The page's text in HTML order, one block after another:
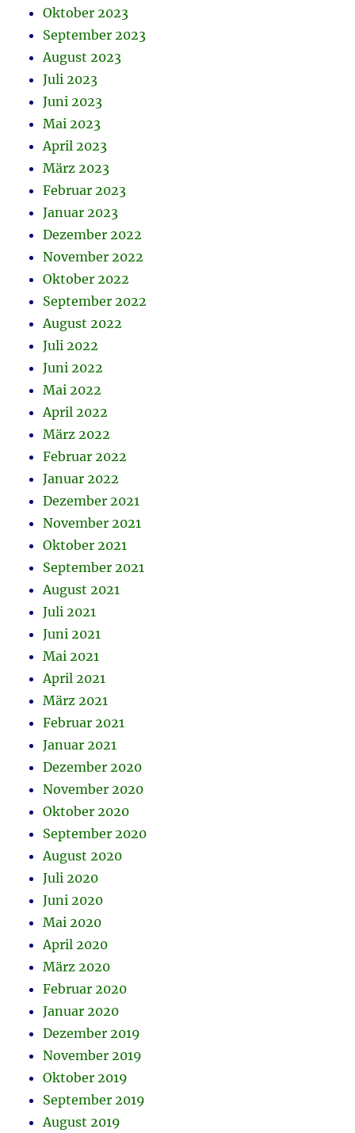
Oktober 2023
September 2023
August 2023
Juli 2023
Juni 2023
Mai 2023
April 2023
März 2023
Februar 2023
Januar 2023
Dezember 2022
November 2022
Oktober 2022
September 2022
August 2022
Juli 2022
Juni 2022
Mai 2022
April 2022
März 2022
Februar 2022
Januar 2022
Dezember 2021
November 2021
Oktober 2021
September 2021
August 2021
Juli 2021
Juni 2021
Mai 2021
April 2021
März 2021
Februar 2021
Januar 2021
Dezember 2020
November 2020
Oktober 2020
September 2020
August 2020
Juli 2020
Juni 2020
Mai 2020
April 2020
März 2020
Februar 2020
Januar 2020
Dezember 2019
November 2019
Oktober 2019
September 2019
August 2019